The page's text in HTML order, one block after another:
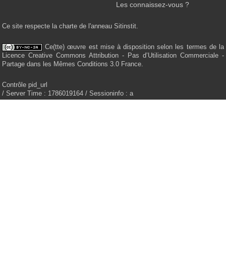
Les connaissez-vous ?
Ce site respecte la charte de l'anneau Sitinstit.
Ce(tte) œuvre est mise à disposition selon les termes de la
Licence Creative Commons Attribution - Pas d’Utilisation Commerciale -
Partage dans les Mêmes Conditions 3.0 France.
Contrôle pid_url
/ Server Time : 1786019164 / Sessioninfo : a